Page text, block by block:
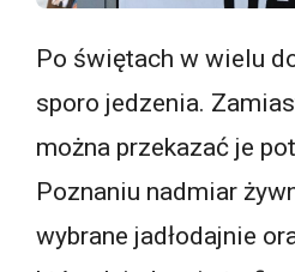
Po świętach w wielu
sporo jedzenia.
można przekazać je
Poznaniu nadmiar
wybrane jadłodajnie